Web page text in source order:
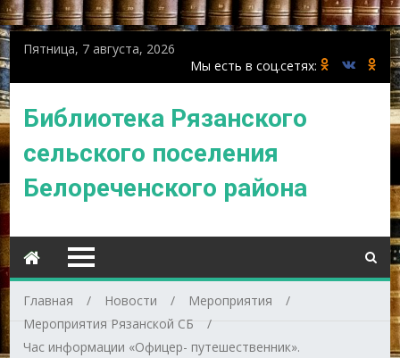
Пятница, 7 августа, 2026
Библиотека Рязанского
сельского поселения
Белореченского района
Главная Новости
Мероприятия
Мероприятия Рязанской СБ
Час информации «Офицер- путешественник».